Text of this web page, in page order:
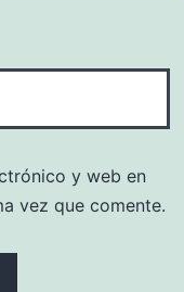
y web en
vez que comente.